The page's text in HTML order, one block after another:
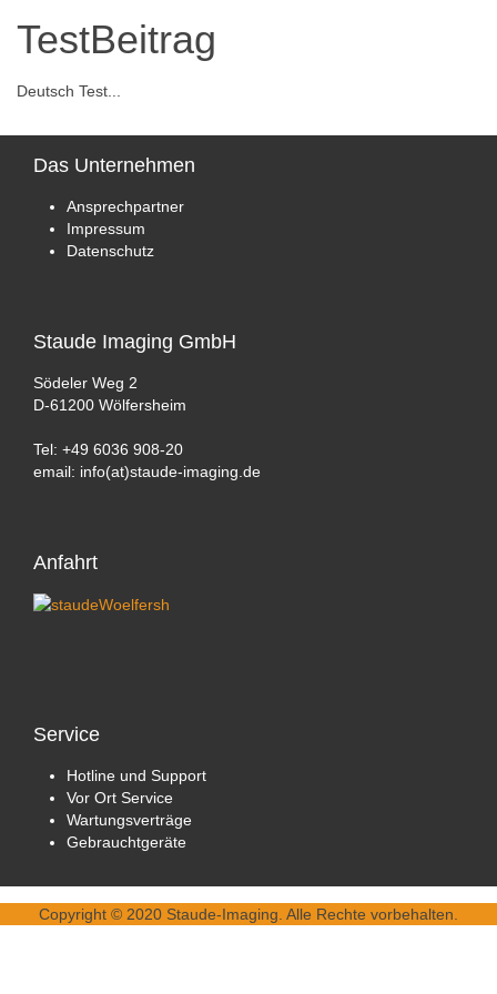
TestBeitrag
Deutsch Test...
Das Unternehmen
Ansprechpartner
Impressum
Datenschutz
Staude Imaging GmbH
Södeler Weg 2
D-61200 Wölfersheim
Tel: +49 6036 908-20
email: info(at)staude-imaging.de
Anfahrt
Service
Hotline und Support
Vor Ort Service
Wartungsverträge
Gebrauchtgeräte
Copyright © 2020 Staude-Imaging. Alle Rechte vorbehalten.